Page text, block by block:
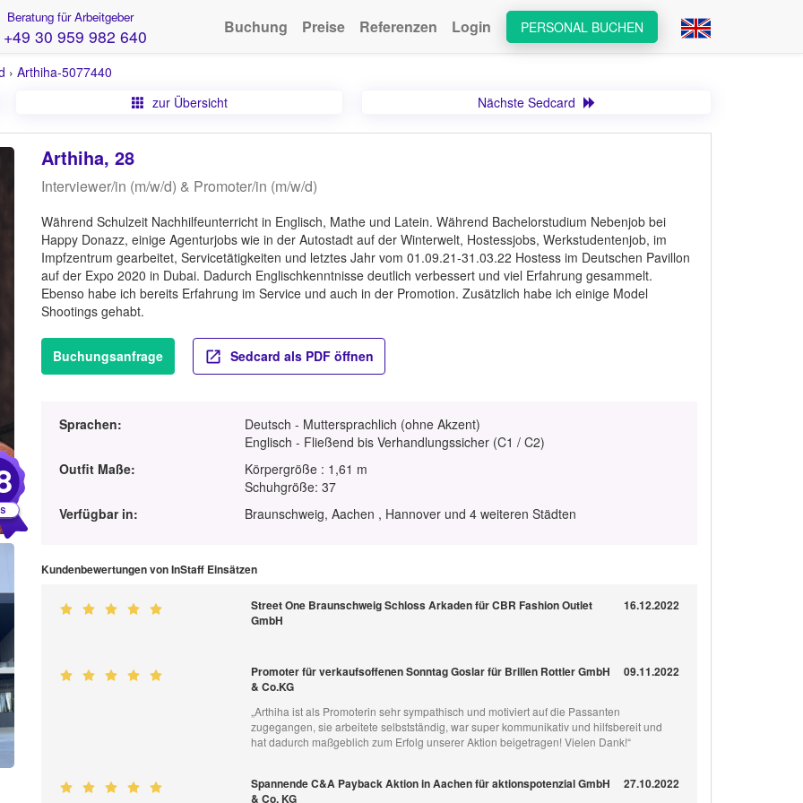
Beratung für Arbeitgeber
+49 30 959 982 640 PERSONAL BUCHEN
Buchung Preise Referenzen Login
› Arthiha-5077440
zur Übersicht
Nächste Sedcard
Arthiha, 28
Interviewer/in (m/w/d) & Promoter/in (m/w/d)
Während Schulzeit Nachhilfeunterricht in Englisch, Mathe und Latein. Während Bachelorstudium Nebenjob bei
Happy Donazz, einige Agenturjobs wie in der Autostadt auf der Winterwelt, Hostessjobs, Werkstudentenjob, im
Impfzentrum gearbeitet, Servicetätigkeiten und letztes Jahr vom 01.09.21-31.03.22 Hostess im Deutschen Pavillon
auf der Expo 2020 in Dubai. Dadurch Englischkenntnisse deutlich verbessert und viel Erfahrung gesammelt.
Ebenso habe ich bereits Erfahrung im Service und auch in der Promotion. Zusätzlich habe ich einige Model
Shootings gehabt.
Buchungsanfrage Sedcard als PDF öffnen
Sprachen:
Deutsch - Muttersprachlich (ohne Akzent)
Englisch - Fließend bis Verhandlungssicher (C1 / C2)
Outfit Maße:
Körpergröße : 1,61 m
Schuhgröße: 37
Verfügbar in:
Braunschweig, Aachen , Hannover und 4 weiteren Städten
Kundenbewertungen von InStaff Einsätzen
Street One Braunschweig Schloss Arkaden für CBR Fashion Outlet
GmbH
16.12.2022
Promoter für verkaufsoffenen Sonntag Goslar für Brillen Rottler GmbH
& Co.KG
09.11.2022
„Arthiha ist als Promoterin sehr sympathisch und motiviert auf die Passanten
zugegangen, sie arbeitete selbstständig, war super kommunikativ und hilfsbereit und
hat dadurch maßgeblich zum Erfolg unserer Aktion beigetragen! Vielen Dank!“
Spannende C&A Payback Aktion in Aachen für aktionspotenzial GmbH
& Co. KG
27.10.2022